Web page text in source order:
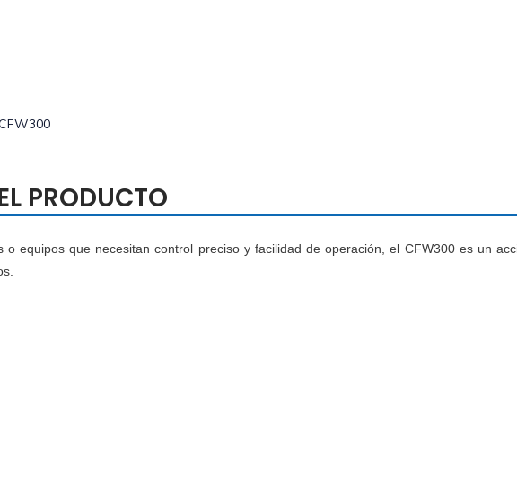
PRODUCTO
o equipos que necesitan control preciso y facilidad de operación, el CFW300 es un